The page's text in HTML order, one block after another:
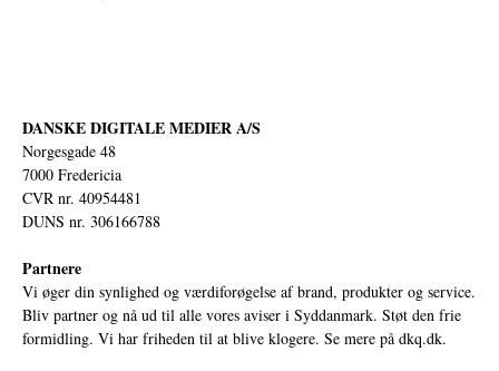
DANSKE DIGITALE MEDIER A/S
Norgesgade 48
7000 Fredericia
CVR nr. 40954481
DUNS nr. 306166788
Partnere
Vi øger din synlighed og værdiforøgelse af brand, produkter og service.
Bliv partner og nå ud til alle vores aviser i Syddanmark. Støt den frie
formidling. Vi har friheden til at blive klogere. Se mere på dkq.dk.